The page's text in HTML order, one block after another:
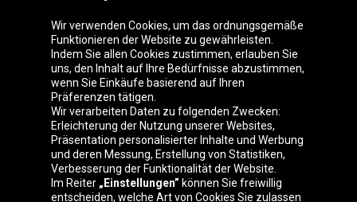
Oponeo-Gruppe
Belgique
Česká
republika
Deutschland Éire
Wir verwenden Cookies, um das ordnungsgemäße
Funktionieren der Website zu gewährleisten.
Indem Sie allen Cookies zustimmen, erlauben Sie
uns, den Inhalt auf Ihre Bedürfnisse abzustimmen,
wenn Sie Einkäufe basierend auf Ihren
Präferenzen tätigen.
Wir verarbeiten Daten zu folgenden Zwecken:
Erleichterung der Nutzung unserer Websites,
Präsentation personalisierter Inhalte und Werbung
und deren Messung, Erstellung von Statistiken,
Verbesserung der Funktionalität der Website.
Im Reiter „Einstellungen” können Sie freiwillig
entscheiden, welche Art von Cookies Sie zulassen